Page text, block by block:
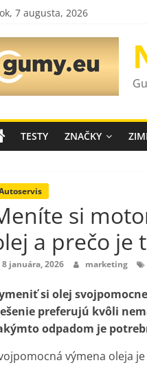
7 augusta, 2026
TESTY ZNAČKY
si
a prečo je
8 januára, 2026 marketing
si olej
preferujú kvôli
odpadom je
výmena oleja